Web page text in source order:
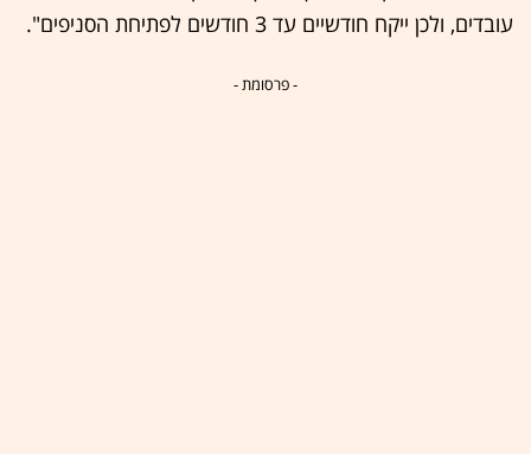
עובדים, ולכן ייקח חודשיים עד 3 חודשים לפתיחת הסניפים".
- פרסומת -